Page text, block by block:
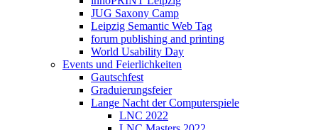
JUG Saxony Camp
Leipzig Semantic Web Tag
forum publishing and printing
World Usability Day
Events und Feierlichkeiten
Gautschfest
Graduierungsfeier
Lange Nacht der Computerspiele
LNC 2022